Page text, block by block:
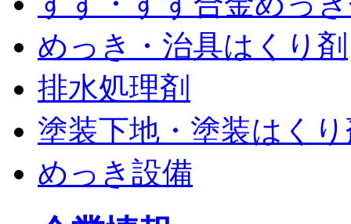
めっき・治具はくり剤
排水処理剤
塗装下地・塗装はく
めっき設備